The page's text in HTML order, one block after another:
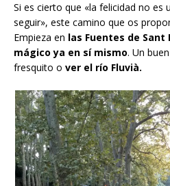
Si es cierto que «la felicidad no es
seguir», este camino que os
Empieza en las Fuentes de Sant
mágico ya en sí mismo. Un
fresquito o ver el río Fluvià.